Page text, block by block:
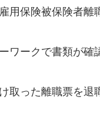
用保険被保険者
ワークで書類が確
取った離職票を退